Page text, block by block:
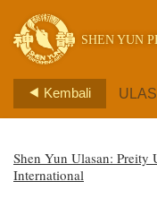
SHEN YUN
Kembali
Shen Yun Ulasan: Preity
International